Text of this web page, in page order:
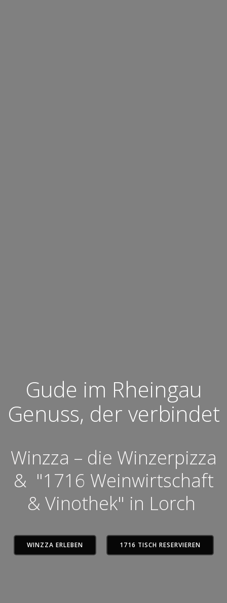
Gude im Rheingau
Genuss, der verbindet
Winzza – die Winzerpizza
& "1716 Weinwirtschaft
& Vinothek" in Lorch
WINZZA ERLEBEN 1716 TISCH RESERVIEREN